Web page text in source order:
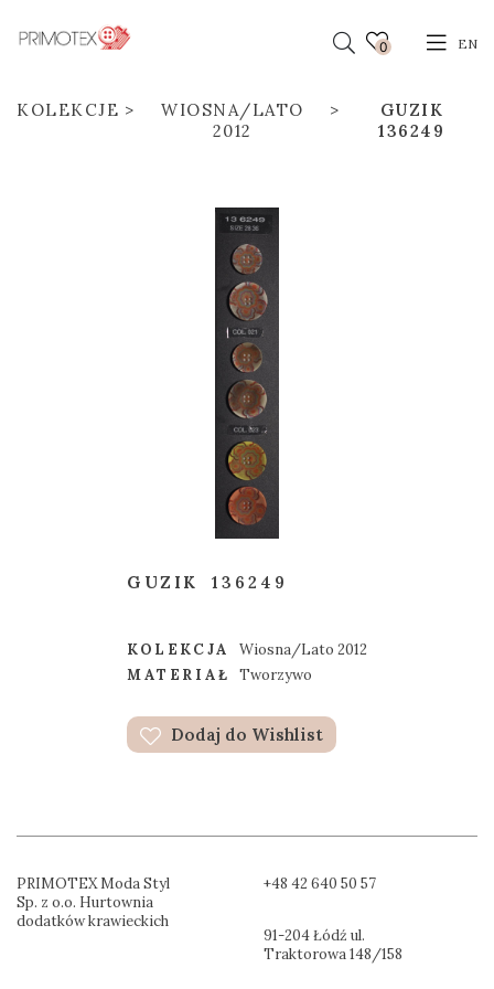
0 EN
KOLEKCJE
WIOSNA/LATO
2012
GUZIK
136249
GUZIK 136249
KOLEKCJA
Wiosna/Lato 2012
MATERIAŁ
Tworzywo
Dodaj do Wishlist
PRIMOTEX Moda Styl
Sp. z o.o. Hurtownia
dodatków krawieckich
+48 42 640 50 57
91-204 Łódź ul.
Traktorowa 148/158